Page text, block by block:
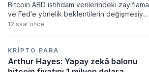
Bitcoin ABD istihdam verilerindeki zayıflama
ve Fed'e yönelik beklentilerin değişmesiyle
haftayı yükselişle kapattı. Kripto para
açıklanacak enflasyon rakamlarına ve
küresel gelişmelere çevrildi.
12 saat önce
KRIPTO PARA
Arthur Hayes: Yapay zekâ balonu